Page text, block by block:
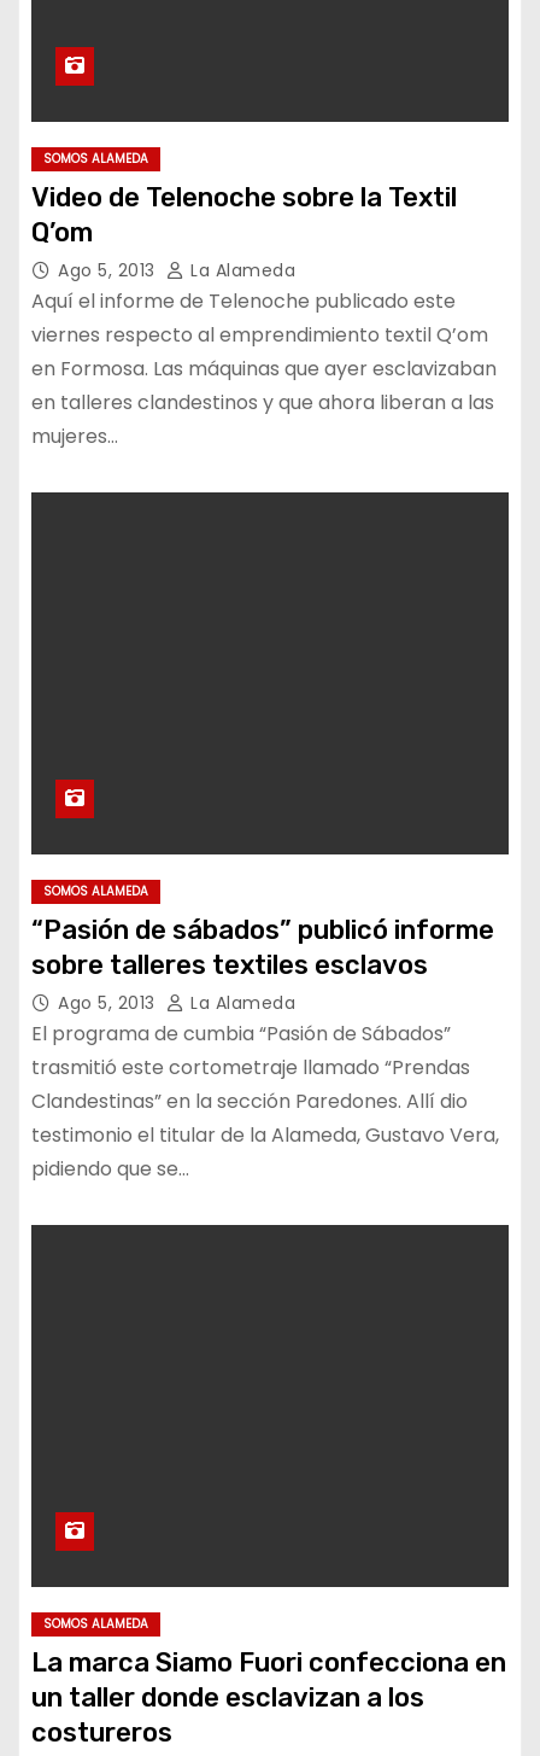
SOMOS ALAMEDA
Video de Telenoche sobre la Textil
Q’om
Ago 5, 2013 La Alameda
Aquí el informe de Telenoche publicado este
viernes respecto al emprendimiento textil Q’om
en Formosa. Las máquinas que ayer esclavizaban
en talleres clandestinos y que ahora liberan a las
mujeres…
SOMOS ALAMEDA
“Pasión de sábados” publicó informe
sobre talleres textiles esclavos
Ago 5, 2013 La Alameda
El programa de cumbia “Pasión de Sábados”
trasmitió este cortometraje llamado “Prendas
Clandestinas” en la sección Paredones. Allí dio
testimonio el titular de la Alameda, Gustavo Vera,
pidiendo que se…
SOMOS ALAMEDA
La marca Siamo Fuori confecciona en
un taller donde esclavizan a los
costureros